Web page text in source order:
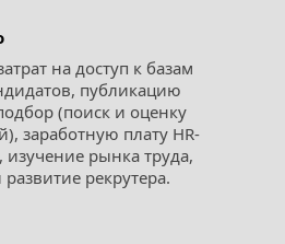
на доступ к базам
публикацию
(поиск и оценку
заработную плату HR-
изучение рынка труда,
рекрутера.